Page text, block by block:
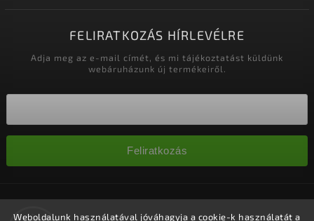
Weboldalunk használatával jóváhagyja a cookie-k használatát a
FELIRATKOZÁS HÍRLEVÉLRE
Adja meg az e-mail címét, és mi tájékoztatást küldünk
webáruházunk új termékeiről.
Feliratkozás
fenntartva.